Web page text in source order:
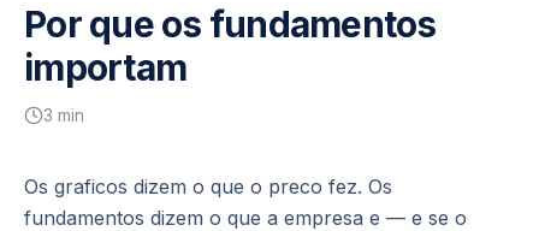
Por que os fundamentos
importam
3 min
Os graficos dizem o que o preco fez. Os
fundamentos dizem o que a empresa e — e se o